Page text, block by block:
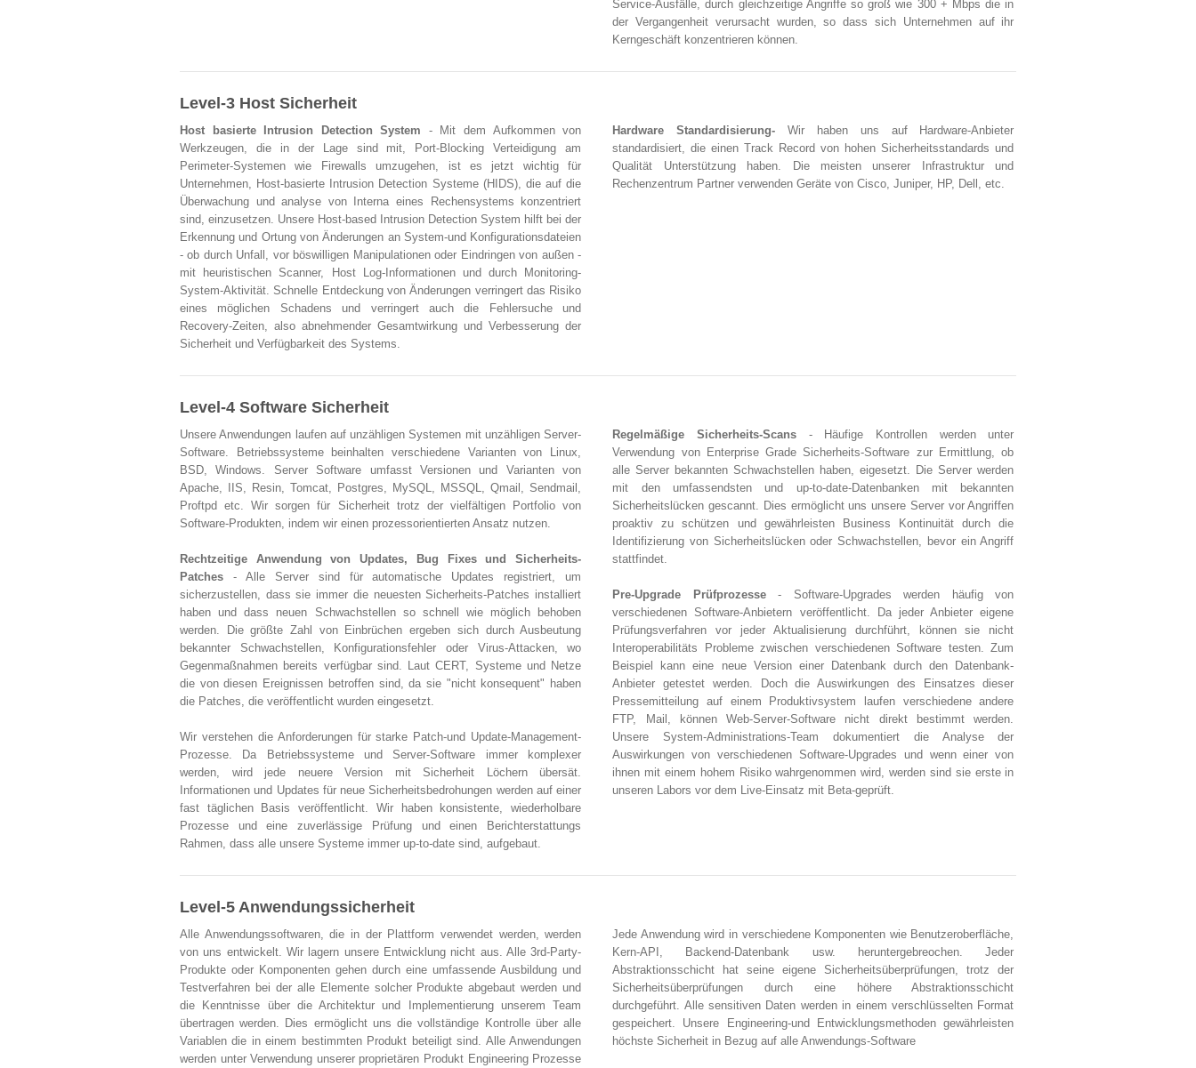
Service-Ausfälle, durch gleichzeitige Angriffe so groß wie 300 + Mbps die in
der Vergangenheit verursacht wurden, so dass sich Unternehmen auf ihr
Kerngeschäft konzentrieren können.
Level-3 Host Sicherheit
Host basierte Intrusion Detection System - Mit dem Aufkommen von
Werkzeugen, die in der Lage sind mit, Port-Blocking Verteidigung am
Perimeter-Systemen wie Firewalls umzugehen, ist es jetzt wichtig für
Unternehmen, Host-basierte Intrusion Detection Systeme (HIDS), die auf die
Überwachung und analyse von Interna eines Rechensystems konzentriert
sind, einzusetzen. Unsere Host-based Intrusion Detection System hilft bei der
Erkennung und Ortung von Änderungen an System-und Konfigurationsdateien
- ob durch Unfall, vor böswilligen Manipulationen oder Eindringen von außen -
mit heuristischen Scanner, Host Log-Informationen und durch Monitoring-
System-Aktivität. Schnelle Entdeckung von Änderungen verringert das Risiko
eines möglichen Schadens und verringert auch die Fehlersuche und
Recovery-Zeiten, also abnehmender Gesamtwirkung und Verbesserung der
Sicherheit und Verfügbarkeit des Systems.
Hardware Standardisierung- Wir haben uns auf Hardware-Anbieter
standardisiert, die einen Track Record von hohen Sicherheitsstandards und
Qualität Unterstützung haben. Die meisten unserer Infrastruktur und
Rechenzentrum Partner verwenden Geräte von Cisco, Juniper, HP, Dell, etc.
Level-4 Software Sicherheit
Unsere Anwendungen laufen auf unzähligen Systemen mit unzähligen Server-
Software. Betriebssysteme beinhalten verschiedene Varianten von Linux,
BSD, Windows. Server Software umfasst Versionen und Varianten von
Apache, IIS, Resin, Tomcat, Postgres, MySQL, MSSQL, Qmail, Sendmail,
Proftpd etc. Wir sorgen für Sicherheit trotz der vielfältigen Portfolio von
Software-Produkten, indem wir einen prozessorientierten Ansatz nutzen.
Rechtzeitige Anwendung von Updates, Bug Fixes und Sicherheits-
Patches - Alle Server sind für automatische Updates registriert, um
sicherzustellen, dass sie immer die neuesten Sicherheits-Patches installiert
haben und dass neuen Schwachstellen so schnell wie möglich behoben
werden. Die größte Zahl von Einbrüchen ergeben sich durch Ausbeutung
bekannter Schwachstellen, Konfigurationsfehler oder Virus-Attacken, wo
Gegenmaßnahmen bereits verfügbar sind. Laut CERT, Systeme und Netze
die von diesen Ereignissen betroffen sind, da sie "nicht konsequent" haben
die Patches, die veröffentlicht wurden eingesetzt.
Wir verstehen die Anforderungen für starke Patch-und Update-Management-
Prozesse. Da Betriebssysteme und Server-Software immer komplexer
werden, wird jede neuere Version mit Sicherheit Löchern übersät.
Informationen und Updates für neue Sicherheitsbedrohungen werden auf einer
fast täglichen Basis veröffentlicht. Wir haben konsistente, wiederholbare
Prozesse und eine zuverlässige Prüfung und einen Berichterstattungs
Rahmen, dass alle unsere Systeme immer up-to-date sind, aufgebaut.
Regelmäßige Sicherheits-Scans- Häufige Kontrollen werden unter
Verwendung von Enterprise Grade Sicherheits-Software zur Ermittlung, ob
alle Server bekannten Schwachstellen haben, eigesetzt. Die Server werden
mit den umfassendsten und up-to-date-Datenbanken mit bekannten
Sicherheitslücken gescannt. Dies ermöglicht uns unsere Server vor Angriffen
proaktiv zu schützen und gewährleisten Business Kontinuität durch die
Identifizierung von Sicherheitslücken oder Schwachstellen, bevor ein Angriff
stattfindet.
Pre-Upgrade Prüfprozesse- Software-Upgrades werden häufig von
verschiedenen Software-Anbietern veröffentlicht. Da jeder Anbieter eigene
Prüfungsverfahren vor jeder Aktualisierung durchführt, können sie nicht
Interoperabilitäts Probleme zwischen verschiedenen Software testen. Zum
Beispiel kann eine neue Version einer Datenbank durch den Datenbank-
Anbieter getestet werden. Doch die Auswirkungen des Einsatzes dieser
Pressemitteilung auf einem Produktivsystem laufen verschiedene andere
FTP, Mail, können Web-Server-Software nicht direkt bestimmt werden.
Unsere System-Administrations-Team dokumentiert die Analyse der
Auswirkungen von verschiedenen Software-Upgrades und wenn einer von
ihnen mit einem hohem Risiko wahrgenommen wird, werden sind sie erste in
unseren Labors vor dem Live-Einsatz mit Beta-geprüft.
Level-5 Anwendungssicherheit
Alle Anwendungssoftwaren, die in der Plattform verwendet werden, werden
von uns entwickelt. Wir lagern unsere Entwicklung nicht aus. Alle 3rd-Party-
Produkte oder Komponenten gehen durch eine umfassende Ausbildung und
Testverfahren bei der alle Elemente solcher Produkte abgebaut werden und
die Kenntnisse über die Architektur und Implementierung unserem Team
übertragen werden. Dies ermöglicht uns die vollständige Kontrolle über alle
Variablen die in einem bestimmten Produkt beteiligt sind. Alle Anwendungen
werden unter Verwendung unserer proprietären Produkt Engineering Prozesse
Jede Anwendung wird in verschiedene Komponenten wie Benutzeroberfläche,
Kern-API, Backend-Datenbank usw. heruntergebreochen. Jeder
Abstraktionsschicht hat seine eigene Sicherheitsüberprüfungen, trotz der
Sicherheitsüberprüfungen durch eine höhere Abstraktionsschicht
durchgeführt. Alle sensitiven Daten werden in einem verschlüsselten Format
gespeichert. Unsere Engineering-und Entwicklungsmethoden gewährleisten
höchste Sicherheit in Bezug auf alle Anwendungs-Software